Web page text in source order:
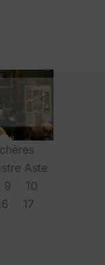
Aste
9
10
17